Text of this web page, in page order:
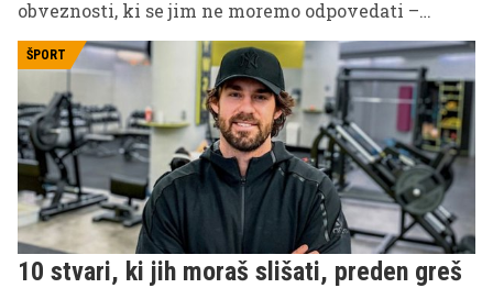
obveznosti, ki se jim ne moremo odpovedati –
Poleg tega je telovadba, če se je lotimo resno,
pogosto kompleksna in dolgotrajna. Izgovorov,
zakaj zanjo nimate časa, je dovolj, toda z aktivnim
načrtom se da vse izgovore odpraviti.
ŠPORT
10 stvari, ki jih moraš slišati, preden greš